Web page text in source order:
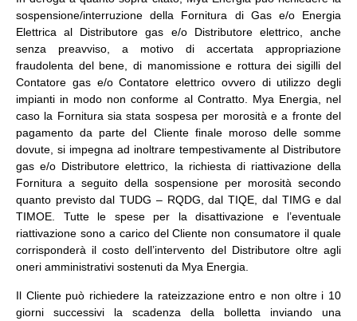
sospensione/interruzione della Fornitura di Gas e/o Energia
Elettrica al Distributore gas e/o Distributore elettrico, anche
senza preavviso, a motivo di accertata appropriazione
fraudolenta del bene, di manomissione e rottura dei sigilli del
Contatore gas e/o Contatore elettrico ovvero di utilizzo degli
impianti in modo non conforme al Contratto. Mya Energia, nel
caso la Fornitura sia stata sospesa per morosità e a fronte del
pagamento da parte del Cliente finale moroso delle somme
dovute, si impegna ad inoltrare tempestivamente al Distributore
gas e/o Distributore elettrico, la richiesta di riattivazione della
Fornitura a seguito della sospensione per morosità secondo
quanto previsto dal TUDG – RQDG, dal TIQE, dal TIMG e dal
TIMOE. Tutte le spese per la disattivazione e l’eventuale
riattivazione sono a carico del Cliente non consumatore il quale
corrisponderà il costo dell’intervento del Distributore oltre agli
oneri amministrativi sostenuti da Mya Energia.
Il Cliente può richiedere la rateizzazione entro e non oltre i 10
giorni successivi la scadenza della bolletta inviando una